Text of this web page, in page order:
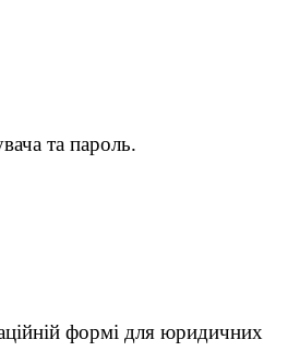
та пароль.
формі для юридичних